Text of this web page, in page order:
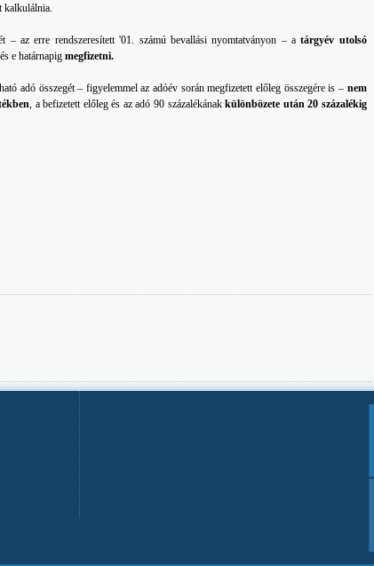
kalkulálnia.
– az erre rendszeresített '01. számú bevallási nyomtatványon – atárgyév utolsó
e határnapigmegfizetni.
adó összegét – figyelemmel az adóév során megfizetett előleg összegére is – nem
, a befizetett előleg és az adó 90 százalékánakkülönbözete után 20 százalékig